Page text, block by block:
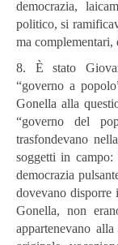
democrazia,
politico, si
ma complementari,
8. È stato
“governo a
Gonella alla
“governo del
trasfondevano
soggetti in
democrazia
dovevano disporre i
Gonella, non
appartenevano